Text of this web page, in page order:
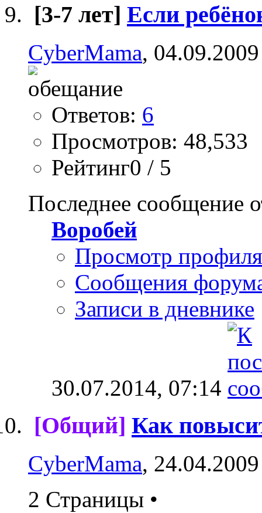
[3-7 лет] Если
CyberMama,
Ответов: 6
Просмотров: 48,533
Рейтинг0 / 5
Последнее сообщение
Воробей
Просмотр профиля
Сообщения
Записи в дневнике
30.07.2014, 07:14
[Общий] Как
CyberMama,
2 Страницы •